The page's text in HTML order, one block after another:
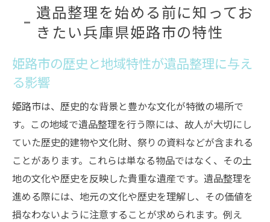
利便性
気候や季節が遺品整理に与える影響と対策
地域コミュニティの協力を得るための方法
る方法
信頼できる専門業者の選び方と見極め方
専門業者を利用するメリットとデメリット
姫路市のおすすめ遺品整理業者一覧
業者との連携で遺品整理をスムーズに進め
るコツ
遺品整理を始める前に知ってお
きたい兵庫県姫路市の特性
姫路市の歴史と地域特性が遺品整理に与え
る影響
姫路市は、歴史的な背景と豊かな文化が特徴の場所で
す。この地域で遺品整理を行う際には、故人が大切にし
ていた歴史的建物や文化財、祭りの資料などが含まれる
ことがあります。これらは単なる物品ではなく、その土
地の文化や歴史を反映した貴重な遺産です。遺品整理を
進める際には、地元の文化や歴史を理解し、その価値を
損なわないように注意することが求められます。例え